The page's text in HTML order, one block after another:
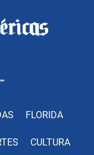
FLORIDA
CULTURA